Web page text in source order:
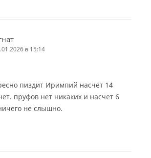
в 15:14
пиздит Иримпий насчёт 14
пруфов нет никаких и насчет 6
не слышно.